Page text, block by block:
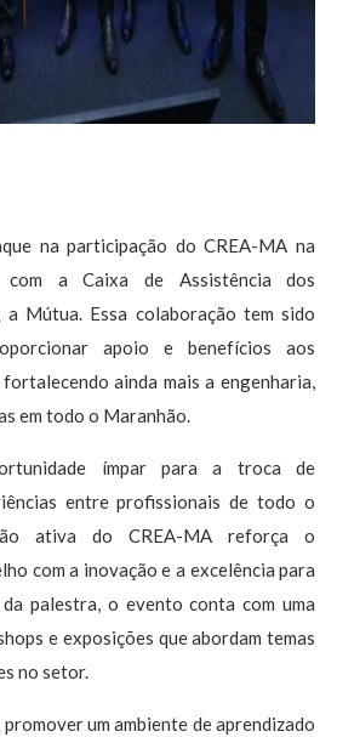
na participação do CREA-MA na
a Caixa de Assistência dos
Mútua. Essa colaboração tem sido
apoio e benefícios aos
ainda mais a engenharia,
em todo o Maranhão.
ímpar para a troca de
entre profissionais de todo o
ativa do CREA-MA reforça o
com a inovação e a excelência para
palestra, o evento conta com uma
e exposições que abordam temas
no setor.
um ambiente de aprendizado